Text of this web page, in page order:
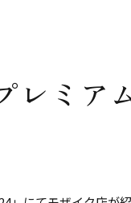
レミ